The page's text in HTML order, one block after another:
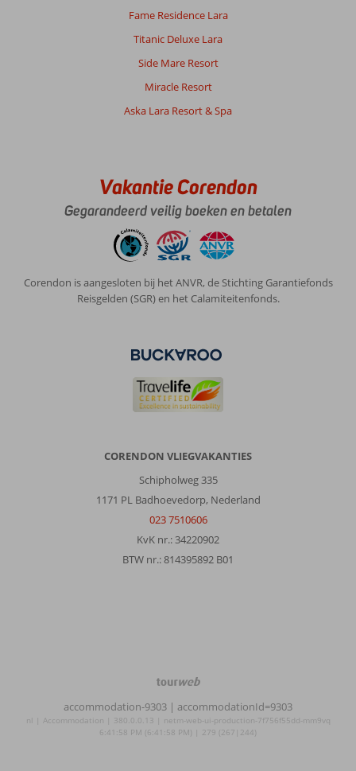
Fame Residence Lara
Titanic Deluxe Lara
Side Mare Resort
Miracle Resort
Aska Lara Resort & Spa
Vakantie Corendon
Gegarandeerd veilig boeken en betalen
Corendon is aangesloten bij het ANVR, de Stichting Garantiefonds
Reisgelden (SGR) en het Calamiteitenfonds.
CORENDON VLIEGVAKANTIES
Schipholweg 335
1171 PL Badhoevedorp, Nederland
023 7510606
KvK nr.: 34220902
BTW nr.: 814395892 B01
TourWeb
NetMatch
accommodation-9303 | accommodationId=9303
nl | Accommodation | 380.0.0.13 | netm-web-ui-production-7f756f55dd-mm9vq
6:41:58 PM (6:41:58 PM) | 279 (267|244)